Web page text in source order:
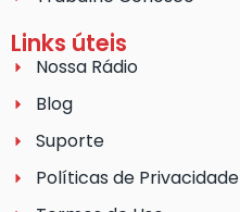
Links úteis
Nossa Rádio
Blog
Suporte
Políticas de Privacidade